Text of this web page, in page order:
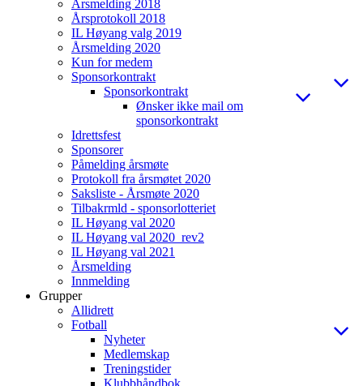
Årsmelding 2018
Årsprotokoll 2018
IL Høyang valg 2019
Årsmelding 2020
Kun for medem
Sponsorkontrakt
Sponsorkontrakt
Ønsker ikke mail om
sponsorkontrakt
Idrettsfest
Sponsorer
Påmelding årsmøte
Protokoll fra årsmøtet 2020
Saksliste - Årsmøte 2020
Tilbakrmld - sponsorlotteriet
IL Høyang val 2020
IL Høyang val 2020_rev2
IL Høyang val 2021
Årsmelding
Innmelding
Grupper
Allidrett
Fotball
Nyheter
Medlemskap
Treningstider
Klubbhåndbok